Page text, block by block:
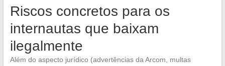
Riscos concretos para os
internautas que baixam
ilegalmente
Além do aspecto jurídico (advertências da Arcom, multas